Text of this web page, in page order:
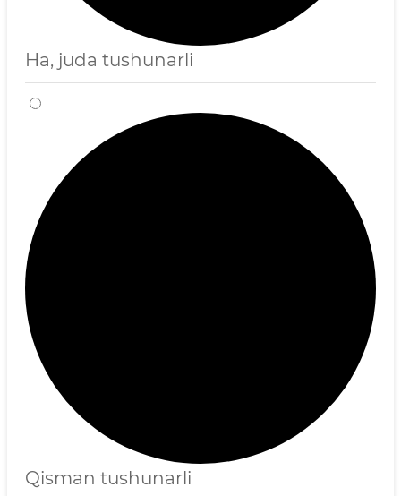
Ha, juda tushunarli
Qisman tushunarli